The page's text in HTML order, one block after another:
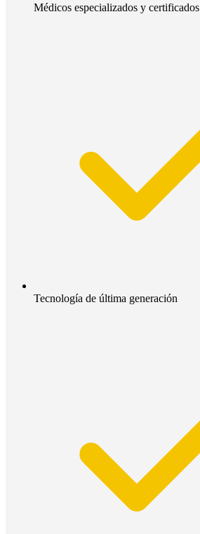
Médicos especializados y certificados
Tecnología de última generación